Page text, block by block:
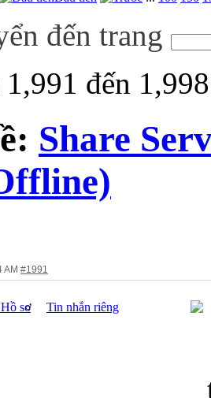
đến trang
đến
Share
AM #1991
sơ Tin nhắn riêng